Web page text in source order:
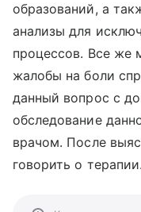
образований, а
анализы для
процессов. Все же
жалобы на боли
данный вопрос с
обследование
врачом. После
говорить о